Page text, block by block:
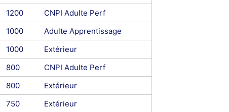
1200
CNPI Adulte Perf
1000
Adulte Apprentissage
1000
Extérieur
800
CNPI Adulte Perf
800
Extérieur
750
Extérieur